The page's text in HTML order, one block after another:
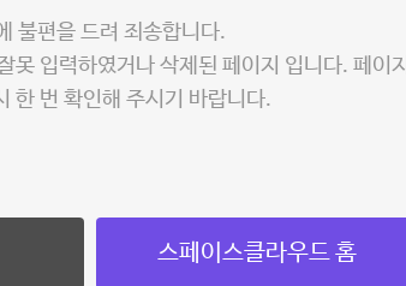
불편을 드려 죄송합니다.
못 입력하였거나 삭제된 페이지 입니다. 페이지
한 번 확인해 주시기 바랍니다.
스페이스클라우드 홈